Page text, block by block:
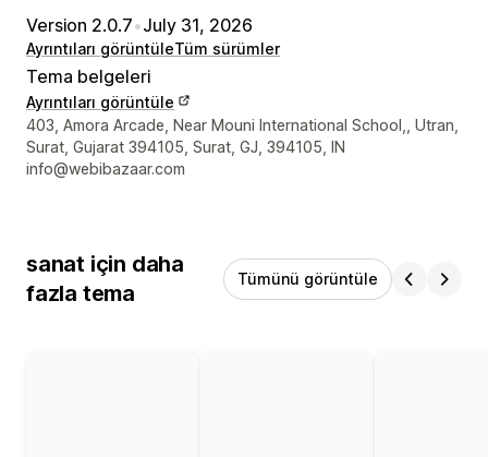
Version 2.0.7•July 31, 2026
Ayrıntıları görüntüleTüm sürümler
Tema belgeleri
Ayrıntıları görüntüle
Tasarımcı iletişim bilgileri
403, Amora Arcade, Near Mouni International School,, Utran,
Surat, Gujarat 394105, Surat, GJ, 394105, IN
info@webibazaar.com
sanat için daha
fazla tema
Tümünü görüntüle